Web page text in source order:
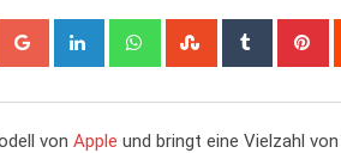
Google+ LinkedIn WhatsappStumbleUpon
Tumblr
von Apple und bringt eine⁤ Vielzahl